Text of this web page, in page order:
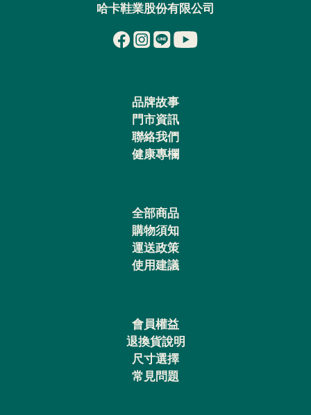
哈卡鞋業股份有限公司
品牌故事
門市資訊
聯絡我們
健康專欄
全部商品
購物須知
運送政策
使用建議
會員權益
退換貨說明
尺寸選擇
常見問題